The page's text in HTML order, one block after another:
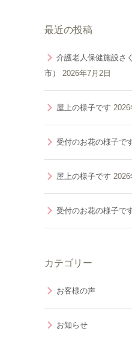
最近の投稿
介護老人保健施設さ
市）
2026年7月2日
屋上の様子です
受付のお花の様子で
屋上の様子です
受付のお花の様子で
カテゴリー
お客様の声
お知らせ